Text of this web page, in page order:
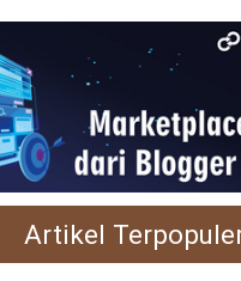
Artikel